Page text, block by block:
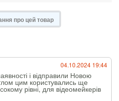
про цей товар
04.10.2024 19:44
і відправили Новою
цим користувались ще
рівні, для відеомейкерів